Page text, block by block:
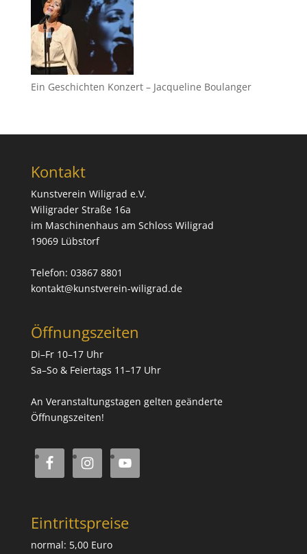
Ein Geschichten Konzert – Jacqueline Boulanger
Kontakt
Kunstverein Wiligrad e.V.
Wiligrader Straße 16a
im Maschinenhaus am Schloss Wiligrad
19069 Lübstorf
Telefon: 03867 8801
kontakt@kunstverein-wiligrad.de
Öffnungszeiten
Di–Fr 10–17 Uhr
Sa–So & Feiertags 11–17 Uhr
An Veranstaltungstagen gelten geänderte
Öffnungszeiten!
Eintrittspreise
normal: 5,00 Euro